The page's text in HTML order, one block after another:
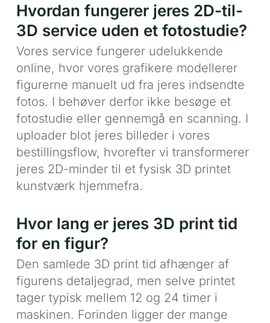
Hvordan fungerer jeres 2D-til-
3D service uden et fotostudie?
Vores service fungerer udelukkende
online, hvor vores grafikere modellerer
figurerne manuelt ud fra jeres indsendte
fotos. I behøver derfor ikke besøge et
fotostudie eller gennemgå en scanning. I
uploader blot jeres billeder i vores
bestillingsflow, hvorefter vi transformerer
jeres 2D-minder til et fysisk 3D printet
kunstværk hjemmefra.
Hvor lang er jeres 3D print tid
for en figur?
Den samlede 3D print tid afhænger af
figurens detaljegrad, men selve printet
tager typisk mellem 12 og 24 timer i
maskinen. Forinden ligger der mange